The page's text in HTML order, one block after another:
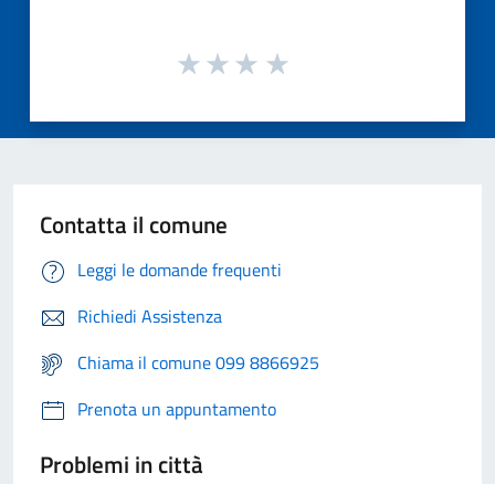
Contatta il comune
Leggi le domande frequenti
Richiedi Assistenza
Chiama il comune 099 8866925
Prenota un appuntamento
Problemi in città